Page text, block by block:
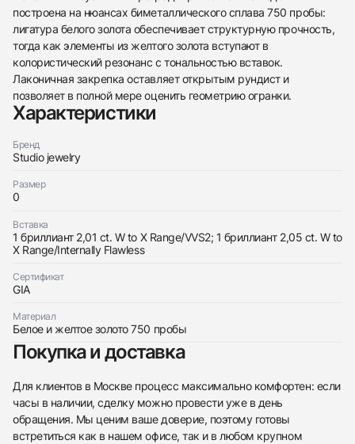
построена на нюансах биметаллического сплава 750 пробы:
лигатура белого золота обеспечивает структурную прочность,
тогда как элементы из желтого золота вступают в
колористический резонанс с тональностью вставок.
Лаконичная закрепка оставляет открытым рундист и
позволяет в полной мере оценить геометрию огранки.
Характеристики
Бренд
Studio jewelry
Размер
0
Вставка
1 бриллиант 2,01 ct. W to X Range/VVS2; 1 бриллиант 2,05 ct. W to
X Range/Internally Flawless
Сертификат
GIA
Материал
Белое и желтое золото 750 пробы
Покупка и доставка
Для клиентов в Москве процесс максимально комфортен: если
часы в наличии, сделку можно провести уже в день
обращения. Мы ценим ваше доверие, поэтому готовы
встретиться как в нашем офисе, так и в любом крупном
Купить эти часы
с вами
Studio jewelry
Серьги 2,01/2,05 Ct. W To X Range/IF-VVS2
(Cushion Diamonds)
Отправить заявку
Трейд-ин часов
Оставьте ваши контактные данные и мы свяжемся
(Cushion Diamonds)
НовыеКоробка + Документы
$17,550
Приложите фото ваших часов…
Отправить заявку